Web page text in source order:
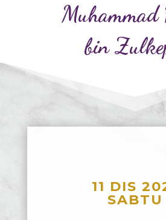
Muhammad
bin
11 DIS
SABTU